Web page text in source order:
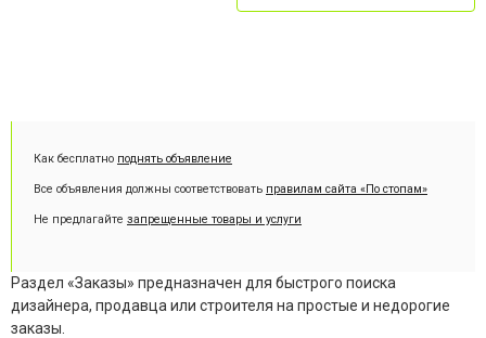
Как бесплатно поднять объявление
Все объявления должны соответствовать правилам сайта «По стопам»
Не предлагайте запрещенные товары и услуги
Раздел «Заказы» предназначен для быстрого поиска
дизайнера, продавца или строителя на простые и недорогие
заказы.